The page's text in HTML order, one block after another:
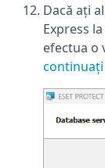
Dacă ați
Express
efectua o
continuați